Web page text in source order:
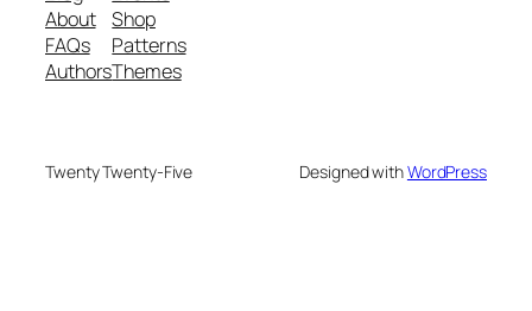
About
FAQs
Authors
Shop
Patterns
Themes
Twenty Twenty-Five Designed withWordPress